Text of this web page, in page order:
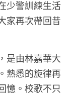
少警訓練生活
家再次帶回昔
是由林嘉華大
熟悉的旋律再
憶。校歌不只